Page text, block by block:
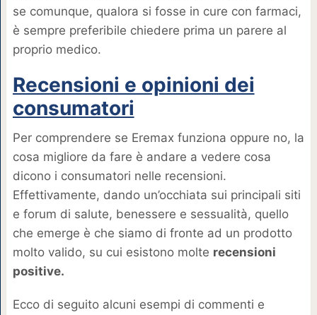
se comunque, qualora si fosse in cure con farmaci,
è sempre preferibile chiedere prima un parere al
proprio medico.
Recensioni e opinioni dei
consumatori
Per comprendere se Eremax funziona oppure no, la
cosa migliore da fare è andare a vedere cosa
dicono i consumatori nelle recensioni.
Effettivamente, dando un’occhiata sui principali siti
e forum di salute, benessere e sessualità, quello
che emerge è che siamo di fronte ad un prodotto
molto valido, su cui esistono molte recensioni
positive.
Ecco di seguito alcuni esempi di commenti e